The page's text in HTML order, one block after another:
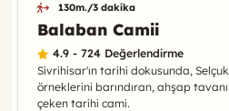
130m./3 dakika
Balaban Camii
4.9 - 724 Değerlendirme
Sivrihisar'ın tarihi dokusunda,
örneklerini barındıran, ahşap
çeken tarihi cami.